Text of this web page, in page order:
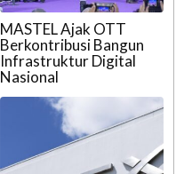
MASTEL Ajak OTT
Berkontribusi Bangun
Infrastruktur Digital
Nasional